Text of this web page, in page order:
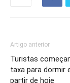
Artigo anterior
Turistas
taxa para dormir
partir de hoje